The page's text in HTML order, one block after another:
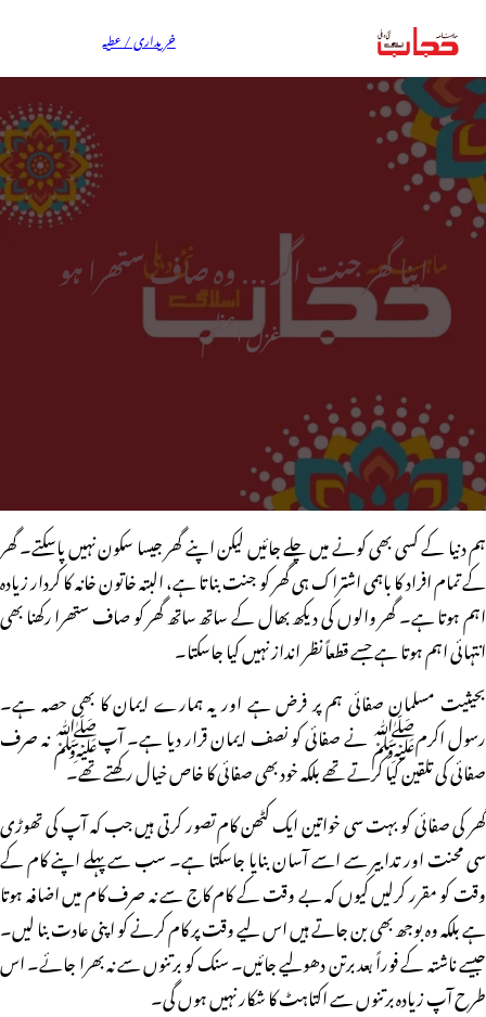
خریداری / عطیہ
اپنا گھر جنت اگر … وہ صاف ستھرا ہو
غزل اعظم
ہم دنیا کے کسی بھی کونے میں چلے جائیں لیکن اپنے گھر جیسا سکون نہیں پاسکتے۔ گھر
کے تمام افراد کا باہمی اشتراک ہی گھر کو جنت بناتا ہے، البتہ خاتون خانہ کا کردار زیادہ
اہم ہوتا ہے۔ گھر والوں کی دیکھ بھال کے ساتھ ساتھ گھر کو صاف ستھرا رکھنا بھی
انتہائی اہم ہوتا ہے جسے قطعاً نظر انداز نہیں کیا جاسکتا۔
بحیثیت مسلمان صفائی ہم پر فرض ہے اور یہ ہمارے ایمان کا بھی حصہ ہے۔
رسول اکرمﷺ نے صفائی کو نصف ایمان قرار دیا ہے۔ آپﷺ نہ صرف
صفائی کی تلقین کیا کرتے تھے بلکہ خود بھی صفائی کا خاص خیال رکھتے تھے۔
گھر کی صفائی کو بہت سی خواتین ایک کٹھن کام تصور کرتی ہیں جب کہ آپ کی تھوڑی
سی محنت اور تدابیر سے اسے آسان بنایا جاسکتا ہے۔ سب سے پہلے اپنے کام کے
وقت کو مقرر کرلیں کیوں کہ بے وقت کے کام کاج سے نہ صرف کام میں اضافہ ہوتا
ہے بلکہ وہ بوجھ بھی بن جاتے ہیں اس لیے وقت پر کام کرنے کو اپنی عادت بنا لیں۔
جیسے ناشتہ کے فوراً بعد برتن دھولیے جائیں۔ سنک کو برتنوں سے نہ بھرا جائے۔ اس
طرح آپ زیادہ برتنوں سے اکتاہٹ کا شکار نہیں ہوں گی۔